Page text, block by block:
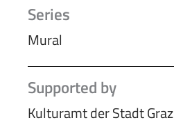
Series
Mural
Supported by
Kulturamt der Stadt Graz